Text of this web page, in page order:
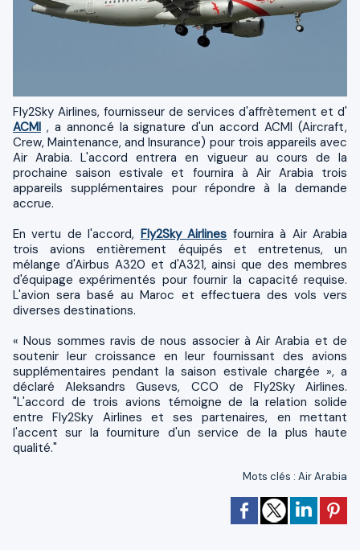
Fly2Sky Airlines, fournisseur de services d'affrètement et d'
ACMI , a annoncé la signature d'un accord ACMI (Aircraft,
Crew, Maintenance, and Insurance) pour trois appareils avec
Air Arabia. L'accord entrera en vigueur au cours de la
prochaine saison estivale et fournira à Air Arabia trois
appareils supplémentaires pour répondre à la demande
accrue.
En vertu de l'accord, Fly2Sky Airlines fournira à Air Arabia
trois avions entièrement équipés et entretenus, un
mélange d'Airbus A320 et d'A321, ainsi que des membres
d'équipage expérimentés pour fournir la capacité requise.
L'avion sera basé au Maroc et effectuera des vols vers
diverses destinations.
« Nous sommes ravis de nous associer à Air Arabia et de
soutenir leur croissance en leur fournissant des avions
supplémentaires pendant la saison estivale chargée », a
déclaré Aleksandrs Gusevs, CCO de Fly2Sky Airlines.
"L'accord de trois avions témoigne de la relation solide
entre Fly2Sky Airlines et ses partenaires, en mettant
l'accent sur la fourniture d'un service de la plus haute
qualité."
Mots clés : Air Arabia